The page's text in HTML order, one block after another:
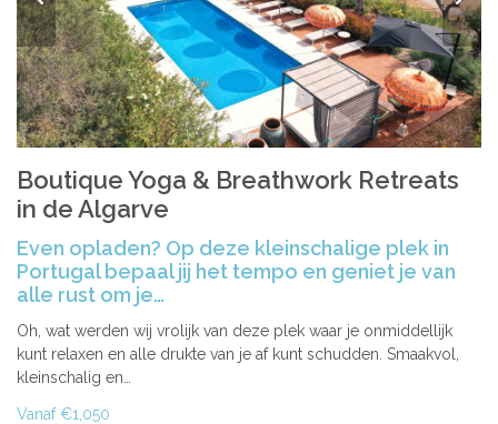
Boutique Yoga & Breathwork Retreats
in de Algarve
Even opladen? Op deze kleinschalige plek in
Portugal bepaal jij het tempo en geniet je van
alle rust om je…
Oh, wat werden wij vrolijk van deze plek waar je onmiddellijk
kunt relaxen en alle drukte van je af kunt schudden. Smaakvol,
kleinschalig en…
Vanaf €1,050